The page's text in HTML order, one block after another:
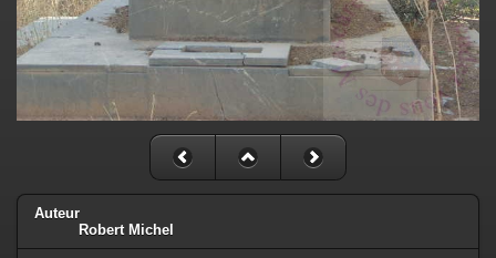
Auteur
Robert Michel